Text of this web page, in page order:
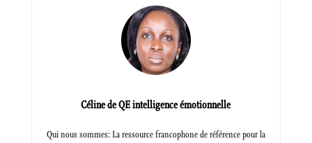
Céline de QE intelligence émotionnelle
Qui nous sommes: La ressource francophone de référence pour la